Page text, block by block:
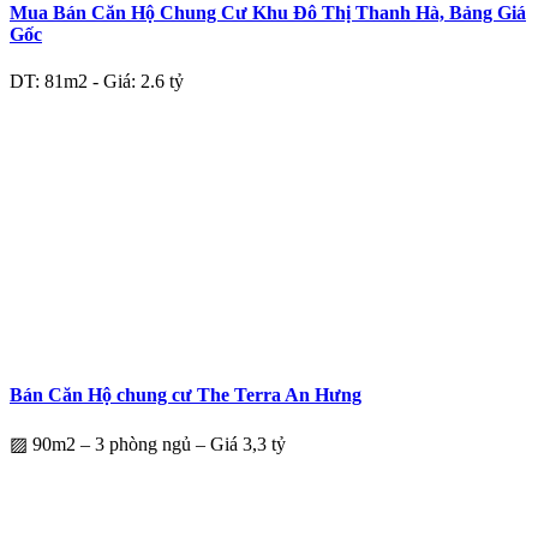
Mua Bán Căn Hộ Chung Cư Khu Đô Thị Thanh Hà, Bảng Giá
Gốc
DT: 81m2 - Giá: 2.6 tỷ
Bán Căn Hộ chung cư The Terra An Hưng
▨ 90m2 – 3 phòng ngủ – Giá 3,3 tỷ